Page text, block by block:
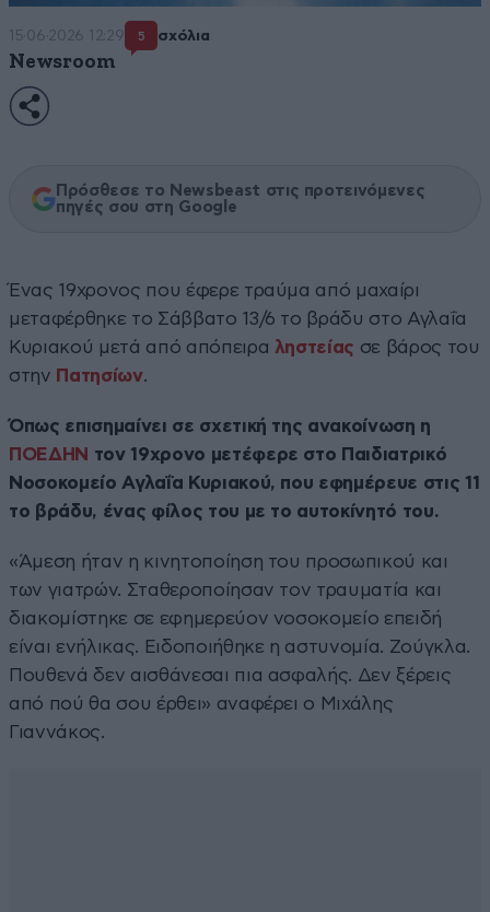
15·06·2026 12:29 5 σχόλια
Newsroom
Πρόσθεσε το Newsbeast στις προτεινόμενες
πηγές σου στη Google
Ένας 19χρονος που έφερε τραύμα από μαχαίρι
μεταφέρθηκε το Σάββατο 13/6 το βράδυ στο Αγλαΐα
Κυριακού μετά από απόπειρα ληστείας σε βάρος του
στην Πατησίων.
Όπως επισημαίνει σε σχετική της ανακοίνωση η
ΠΟΕΔΗΝ τον 19χρονο μετέφερε στο Παιδιατρικό
Νοσοκομείο Αγλαΐα Κυριακού, που εφημέρευε στις 11
το βράδυ, ένας φίλος του με το αυτοκίνητό του.
«Άμεση ήταν η κινητοποίηση του προσωπικού και
των γιατρών. Σταθεροποίησαν τον τραυματία και
διακομίστηκε σε εφημερεύον νοσοκομείο επειδή
είναι ενήλικας. Ειδοποιήθηκε η αστυνομία. Ζούγκλα.
Πουθενά δεν αισθάνεσαι πια ασφαλής. Δεν ξέρεις
από πού θα σου έρθει» αναφέρει ο Μιχάλης
Γιαννάκος.